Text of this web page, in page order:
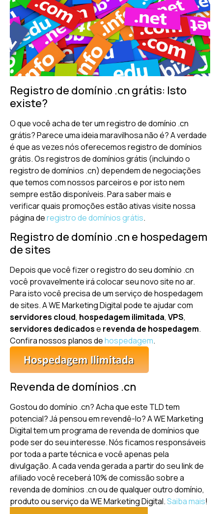
Registro de domínio .cn grátis: Isto
existe?
O que você acha de ter um registro de domínio .cn
grátis? Parece uma ideia maravilhosa não é? A verdade
é que as vezes nós oferecemos registro de domínios
grátis. Os registros de domínios grátis (incluindo o
registro de domínios .cn) dependem de negociações
que temos com nossos parceiros e por isto nem
sempre estão disponíveis. Para saber mais e
verificar quais promoções estão ativas visite nossa
página deregistro de domínios grátis.
Registro de domínio .cn e hospedagem
de sites
Depois que você fizer o registro do seu domínio .cn
você provavelmente irá colocar seu novo site no ar.
Para isto você precisa de um serviço de hospedagem
de sites. A WE Marketing Digital pode te ajudar com
servidores cloud, hospedagem ilimitada, VPS,
servidores dedicadose revenda de hospedagem.
Confira nossos planos dehospedagem.
Revenda de domínios .cn
Gostou do domínio .cn? Acha que este TLD tem
potencial? Já pensou em revendê-lo? A WE Marketing
Digital tem um programa de revenda de domínios que
pode ser do seu interesse. Nós ficamos responsáveis
por toda a parte técnica e você apenas pela
divulgação. A cada venda gerada a partir do seu link de
afiliado você receberá 10% de comissão sobre a
revenda de domínios .cn ou de qualquer outro domínio,
produto ou serviço da WE Marketing Digital.Saiba mais!